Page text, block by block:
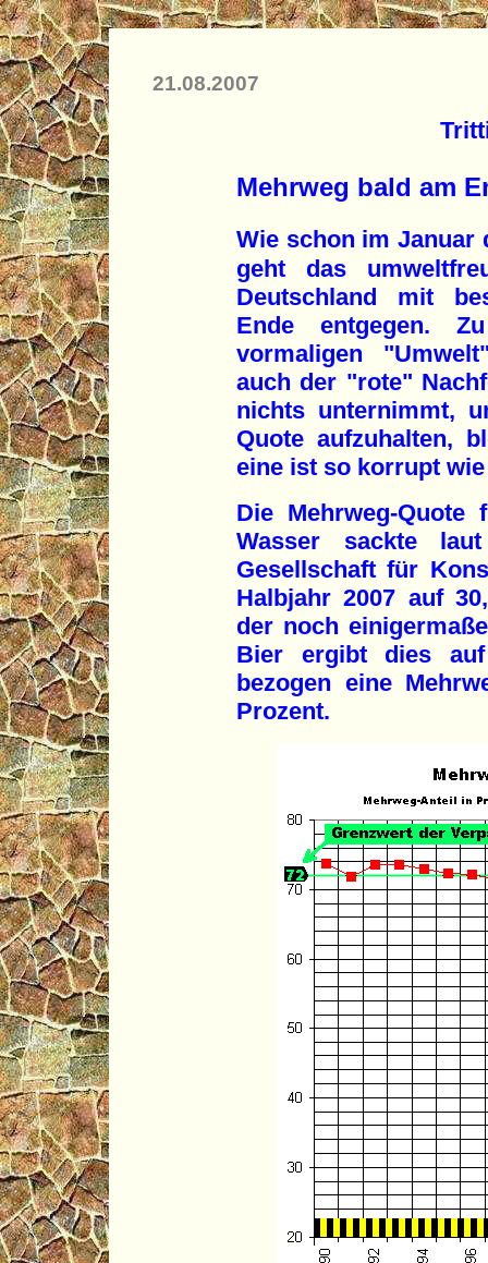
21.08.2007
Mehrweg bald am
Wie schon im Januar
geht das
Deutschland mit
Ende entgegen.
vormaligen
auch der "rote"
nichts unternimmt,
Quote aufzuhalten,
eine ist so korrupt
Die Mehrweg-Quote
Wasser sackte
Gesellschaft für
Halbjahr 2007 auf
der noch
Bier ergibt dies auf
bezogen eine
Prozent.